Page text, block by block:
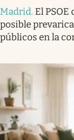
Madrid. El
posible
públicos en la